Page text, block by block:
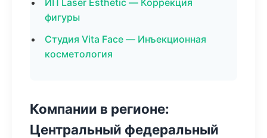
ИП Laser Esthetic — Коррекция
фигуры
Студия Vita Face — Инъекционная
косметология
Компании в регионе:
Центральный федеральный